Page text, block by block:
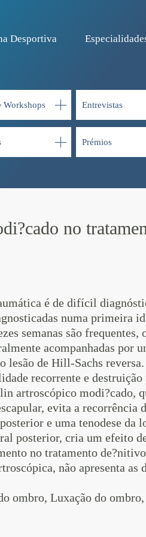
Desportiva
Workshops Entrevistas
Prémios
no
é de difícil
numa primeira
semanas são
acompanhadas por
de Hill-Sachs
recorrente e
artroscópico modi?cado,
evita a
e uma tenodese da
posterior, cria um efeito
no tratamento
não apresenta as
ombro, Luxação do